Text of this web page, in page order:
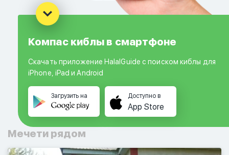
Компас киблы в смартфоне
Скачать приложение HalalGuide с поиском киблы для
iPhone, iPad и Android
Загрузить на Доступно в
App Store
Мечети рядом